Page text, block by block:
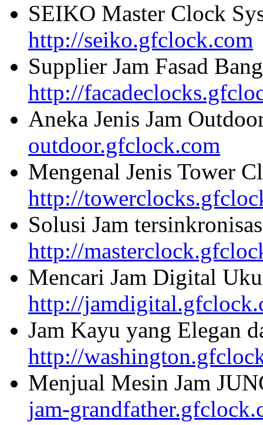
SEIKO Master Clock
http://seiko.gfclock.com
Supplier Jam Fasad
http://
Aneka Jenis Jam
outdoor.gfclock.com
Mengenal Jenis Tower
http://
Solusi Jam
http://
Mencari Jam Digital
http://
Jam Kayu yang Elegan
http://
Menjual Mesin Jam
jam-